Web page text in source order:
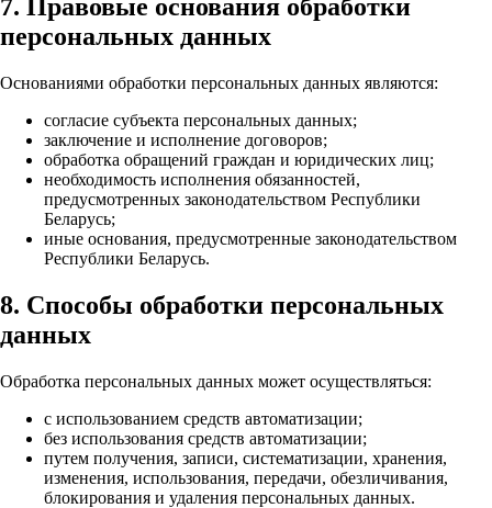
7. Правовые основания обработки
персональных данных
Основаниями обработки персональных данных являются:
согласие субъекта персональных данных;
заключение и исполнение договоров;
обработка обращений граждан и юридических лиц;
необходимость исполнения обязанностей,
предусмотренных законодательством Республики
Беларусь;
иные основания, предусмотренные законодательством
Республики Беларусь.
8. Способы обработки персональных
данных
Обработка персональных данных может осуществляться:
с использованием средств автоматизации;
без использования средств автоматизации;
путем получения, записи, систематизации, хранения,
изменения, использования, передачи, обезличивания,
блокирования и удаления персональных данных.